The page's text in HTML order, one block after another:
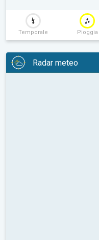
Temporale Pioggia
Radar meteo